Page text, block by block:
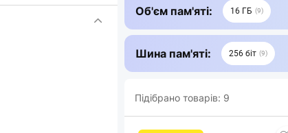
Об'єм пам'яті: 16 ГБ 9
Шина пам'яті: 256 біт 9
Підібрано товарів: 9